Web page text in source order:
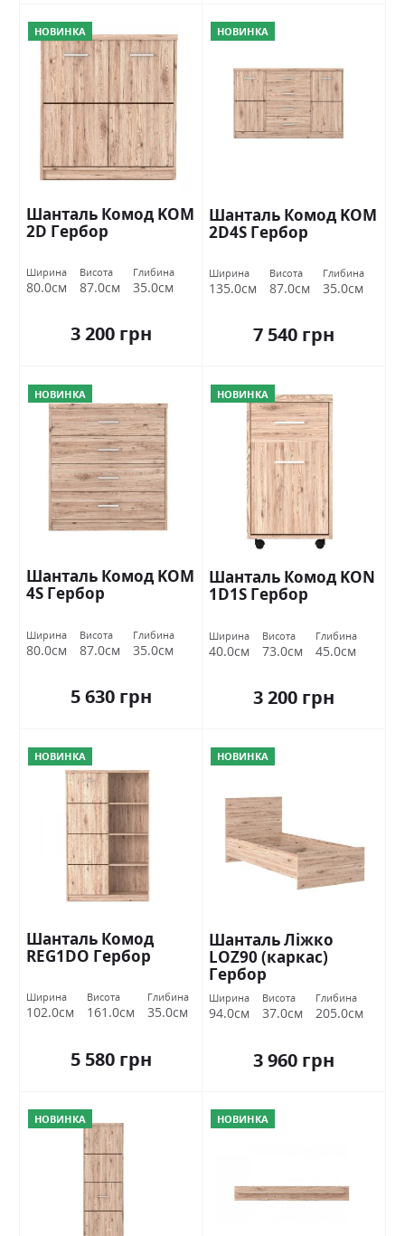
НОВИНКА
Шанталь Комод KOM
2D Гербор
Ширина
80.0см
Висота
87.0см
Глибина
35.0см
3 200 грн
НОВИНКА
Шанталь Комод KOM
2D4S Гербор
Ширина
135.0см
Висота
87.0см
Глибина
35.0см
7 540 грн
НОВИНКА
Шанталь Комод KOM
4S Гербор
Ширина
80.0см
Висота
87.0см
Глибина
35.0см
5 630 грн
НОВИНКА
Шанталь Комод KON
1D1S Гербор
Ширина
40.0см
Висота
73.0см
Глибина
45.0см
3 200 грн
НОВИНКА
Шанталь Комод
REG1DO Гербор
Ширина
102.0см
Висота
161.0см
Глибина
35.0см
5 580 грн
НОВИНКА
Шанталь Ліжко
LOZ90 (каркас)
Гербор
Ширина
94.0см
Висота
37.0см
Глибина
205.0см
3 960 грн
НОВИНКА НОВИНКА